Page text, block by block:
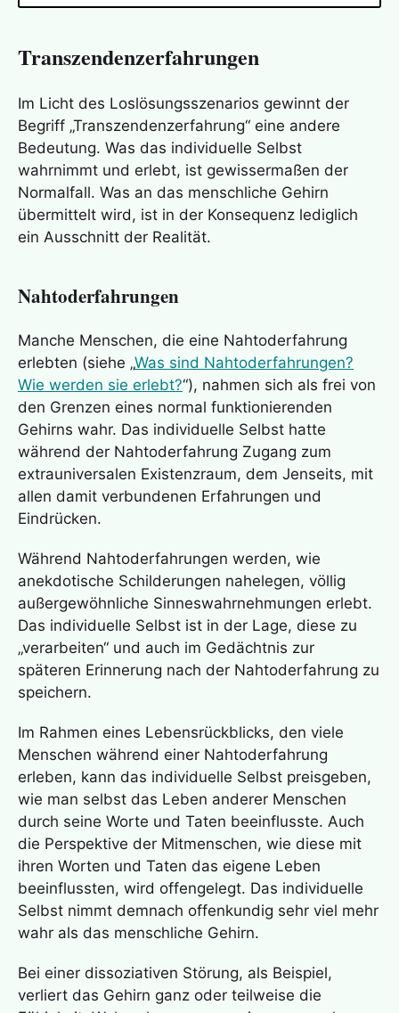
Transzendenzerfahrungen
Im Licht des Loslösungsszenarios gewinnt der
Begriff „Transzendenzerfahrung“ eine andere
Bedeutung. Was das individuelle Selbst
wahrnimmt und erlebt, ist gewissermaßen der
Normalfall. Was an das menschliche Gehirn
übermittelt wird, ist in der Konsequenz lediglich
ein Ausschnitt der Realität.
Nahtoderfahrungen
Manche Menschen, die eine Nahtoderfahrung
erlebten (siehe „Was sind Nahtoderfahrungen?
Wie werden sie erlebt?“), nahmen sich als frei von
den Grenzen eines normal funktionierenden
Gehirns wahr. Das individuelle Selbst hatte
während der Nahtoderfahrung Zugang zum
extrauniversalen Existenzraum, dem Jenseits, mit
allen damit verbundenen Erfahrungen und
Eindrücken.
Während Nahtoderfahrungen werden, wie
anekdotische Schilderungen nahelegen, völlig
außergewöhnliche Sinneswahrnehmungen erlebt.
Das individuelle Selbst ist in der Lage, diese zu
„verarbeiten“ und auch im Gedächtnis zur
späteren Erinnerung nach der Nahtoderfahrung zu
speichern.
Im Rahmen eines Lebensrückblicks, den viele
Menschen während einer Nahtoderfahrung
erleben, kann das individuelle Selbst preisgeben,
wie man selbst das Leben anderer Menschen
durch seine Worte und Taten beeinflusste. Auch
die Perspektive der Mitmenschen, wie diese mit
ihren Worten und Taten das eigene Leben
beeinflussten, wird offengelegt. Das individuelle
Selbst nimmt demnach offenkundig sehr viel mehr
wahr als das menschliche Gehirn.
Bei einer dissoziativen Störung, als Beispiel,
verliert das Gehirn ganz oder teilweise die